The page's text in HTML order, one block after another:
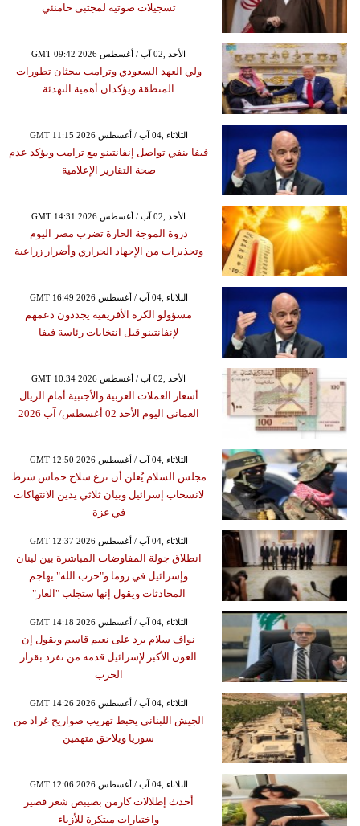
تسجيلات صوتية لمجتبى خامنئي
GMT 09:42 2026 الأحد ,02 آب / أغسطس
ولي العهد السعودي وترامب يبحثان تطورات
المنطقة ويؤكدان أهمية التهدئة
GMT 11:15 2026 الثلاثاء ,04 آب / أغسطس
فيفا ينفي تواصل إنفانتينو مع ترامب ويؤكد عدم
صحة التقارير الإعلامية
GMT 14:31 2026 الأحد ,02 آب / أغسطس
ذروة الموجة الحارة تضرب مصر اليوم
وتحذيرات من الإجهاد الحراري وأضرار زراعية
GMT 16:49 2026 الثلاثاء ,04 آب / أغسطس
مسؤولو الكرة الأفريقية يجددون دعمهم
لإنفانتينو قبل انتخابات رئاسة فيفا
GMT 10:34 2026 الأحد ,02 آب / أغسطس
أسعار العملات العربية والأجنبية أمام الريال
العماني اليوم الأحد 02 أغسطس/ آب 2026
GMT 12:50 2026 الثلاثاء ,04 آب / أغسطس
مجلس السلام يُعلن أن نزع سلاح حماس شرط
لانسحاب إسرائيل وبيان ثلاثي يدين الانتهاكات
في غزة
GMT 12:37 2026 الثلاثاء ,04 آب / أغسطس
انطلاق جولة المفاوضات المباشرة بين لبنان
وإسرائيل في روما و"حزب الله" يهاجم
المحادثات ويقول إنها ستجلب "العار"
GMT 14:18 2026 الثلاثاء ,04 آب / أغسطس
نواف سلام يرد على نعيم قاسم ويقول إن
العون الأكبر لإسرائيل قدمه من تفرد بقرار
الحرب
GMT 14:26 2026 الثلاثاء ,04 آب / أغسطس
الجيش اللبناني يحبط تهريب صواريخ غراد من
سوريا ويلاحق متهمين
GMT 12:06 2026 الثلاثاء ,04 آب / أغسطس
أحدث إطلالات كارمن بصيبص شعر قصير
واختيارات مبتكرة للأزياء